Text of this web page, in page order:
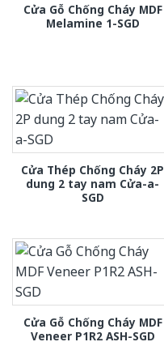
Cửa Gỗ Chống Cháy MDF
Melamine 1-SGD
Cửa Thép Chống Cháy 2P
dung 2 tay nam Cửa-a-
SGD
Cửa Gỗ Chống Cháy MDF
Veneer P1R2 ASH-SGD